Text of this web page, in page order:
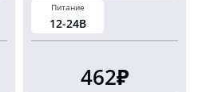
Питание
12-24В
462₽